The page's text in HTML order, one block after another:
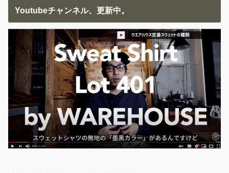
Youtubeチャンネル、更新中。